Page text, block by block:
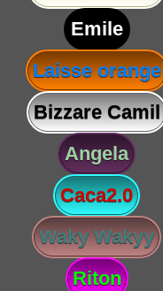
Emile
Laisse orange
Bizzare Camil
Angela
Caca2.0
Waky Wakyy
Riton